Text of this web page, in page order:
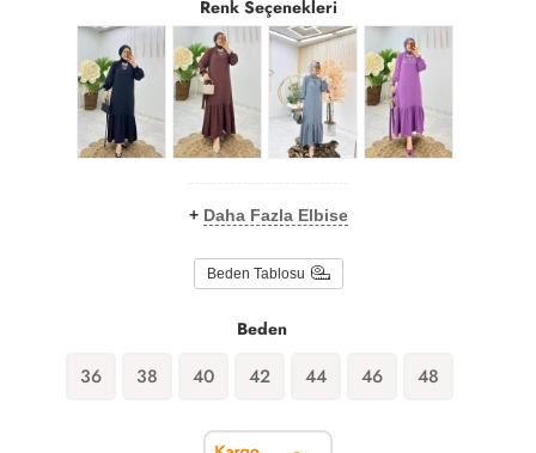
Renk Seçenekleri
+ Daha Fazla Elbise
Beden Tablosu
Beden
36 38 40 42 44 46 48